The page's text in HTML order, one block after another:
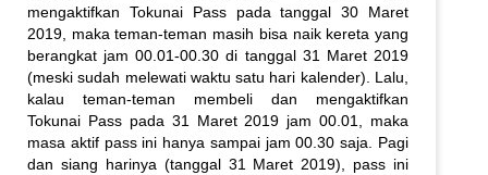
mengaktifkan Tokunai Pass pada tanggal 30 Maret
2019, maka teman-teman masih bisa naik kereta yang
berangkat jam 00.01-00.30 di tanggal 31 Maret 2019
(meski sudah melewati waktu satu hari kalender). Lalu,
kalau teman-teman membeli dan mengaktifkan
Tokunai Pass pada 31 Maret 2019 jam 00.01, maka
masa aktif pass ini hanya sampai jam 00.30 saja. Pagi
dan siang harinya (tanggal 31 Maret 2019), pass ini